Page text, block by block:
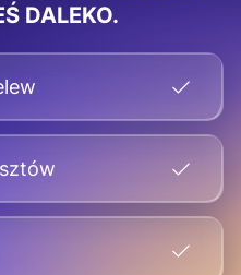
DALEKO.